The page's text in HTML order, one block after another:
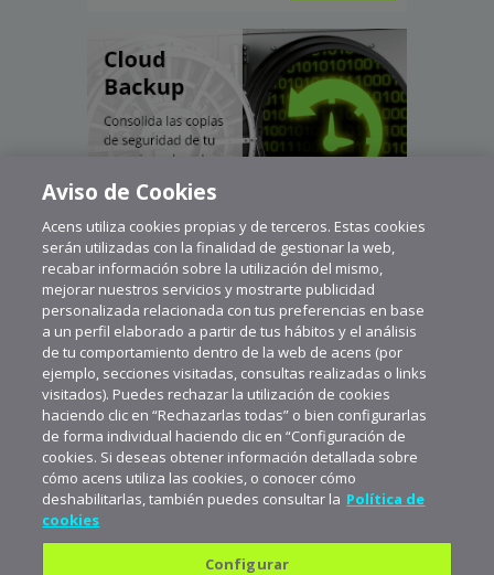
Aviso de Cookies
Acens utiliza cookies propias y de terceros. Estas cookies
serán utilizadas con la finalidad de gestionar la web,
recabar información sobre la utilización del mismo,
mejorar nuestros servicios y mostrarte publicidad
personalizada relacionada con tus preferencias en base
a un perfil elaborado a partir de tus hábitos y el análisis
de tu comportamiento dentro de la web de acens (por
ejemplo, secciones visitadas, consultas realizadas o links
visitados). Puedes rechazar la utilización de cookies
haciendo clic en “Rechazarlas todas” o bien configurarlas
de forma individual haciendo clic en “Configuración de
cookies. Si deseas obtener información detallada sobre
cómo acens utiliza las cookies, o conocer cómo
deshabilitarlas, también puedes consultar la Política de
cookies
Configurar